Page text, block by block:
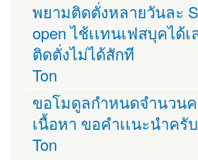
พยามติดตั่งหลายวันละ
open ไช้เเทนเฟสบุคได้
ติดตั่งไม่ได้สักที
Ton
ขอโมดูลกำหนดจำนวนค
เนื้อหา ขอคำเเนะนำครับ
Ton